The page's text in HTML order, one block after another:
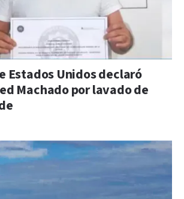
Estados Unidos declaró
Machado por lavado de